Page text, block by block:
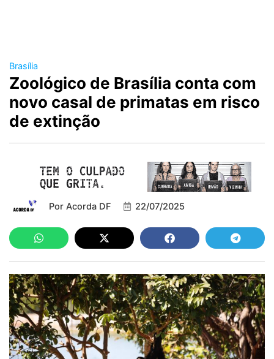
Brasília
Zoológico de Brasília conta com
novo casal de primatas em risco
de extinção
Por Acorda DF 22/07/2025